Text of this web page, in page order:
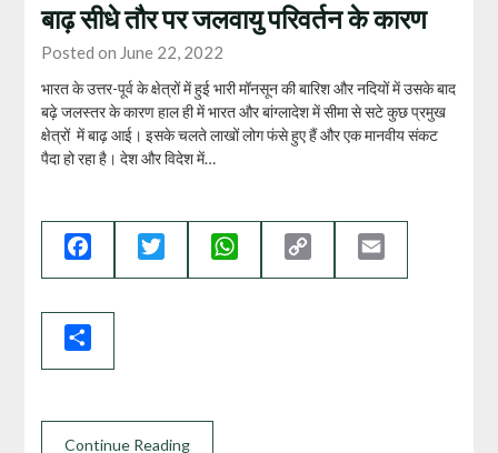
बाढ़ सीधे तौर पर जलवायु परिवर्तन के कारण
Posted on June 22, 2022
भारत के उत्तर-पूर्व के क्षेत्रों में हुई भारी मॉनसून की बारिश और नदियों में उसके बाद
बढ़े जलस्तर के कारण हाल ही में भारत और बांग्लादेश में सीमा से सटे कुछ प्रमुख
क्षेत्रों में बाढ़ आई। इसके चलते लाखों लोग फंसे हुए हैं और एक मानवीय संकट
पैदा हो रहा है। देश और विदेश में…
Facebook Twitter WhatsApp
Continue Reading